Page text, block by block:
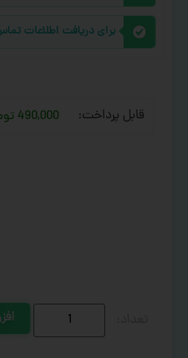
برای دریافت اطلاعات
قابل پرداخت: 490,000 تومان